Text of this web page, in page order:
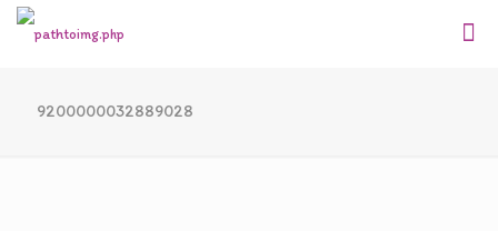
9200000032889028